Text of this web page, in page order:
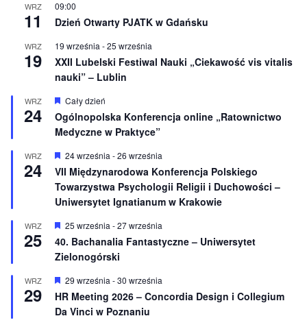
n
o
e
WRZ
11
09:00
Dzień Otwarty PJATK w Gdańsku
WRZ
19
19 września -25 września
XXII Lubelski Festiwal Nauki „Ciekawość vis vitalis
nauki” – Lublin
WRZ
24
W
r
ó
n
i
o
n
e
Cały dzień
Ogólnopolska Konferencja online „Ratownictwo
Medyczne w Praktyce”
WRZ
24
W
y
r
ó
ż
n
i
o
n
e
24 września -26 września
VII Międzynarodowa Konferencja Polskiego
Towarzystwa Psychologii Religii i Duchowości –
Uniwersytet Ignatianum w Krakowie
WRZ
25
W
r
ó
n
i
o
n
25 września -27 września
40. Bachanalia Fantastyczne – Uniwersytet
Zielonogórski
WRZ
29
W
y
r
ó
29 września -30 września
HR Meeting 2026 – Concordia Design i Collegium
Da Vinci w Poznaniu